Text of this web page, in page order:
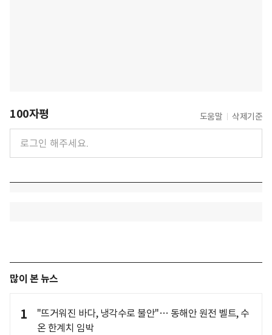
100자평 도움말 삭제기준
많이 본 뉴스
1
"뜨거워진 바다, 냉각수로 불안"… 동해안 원전 벨트, 수
온 한계치 임박